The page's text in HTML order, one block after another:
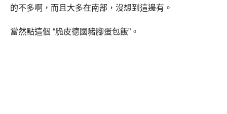
的不多啊，而且大多在南部，沒想到這邊有。
當然點這個 “脆皮德國豬腳蛋包飯”。